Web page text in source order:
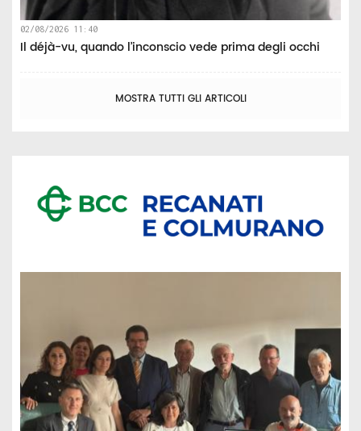
02/08/2026 11:40
Il déjà-vu, quando l’inconscio vede prima degli occhi
MOSTRA TUTTI GLI ARTICOLI